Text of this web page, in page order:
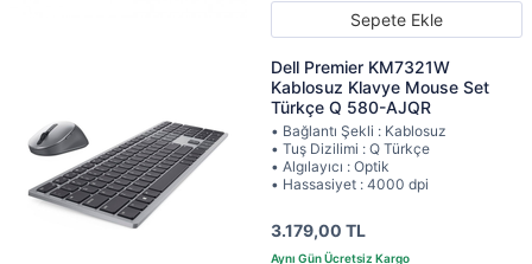
Sepete Ekle
Dell Premier KM7321W
Kablosuz Klavye Mouse Set
Türkçe Q 580-AJQR
• Bağlantı Şekli : Kablosuz
• Tuş Dizilimi : Q Türkçe
• Algılayıcı : Optik
• Hassasiyet : 4000 dpi
3.179,00 TL